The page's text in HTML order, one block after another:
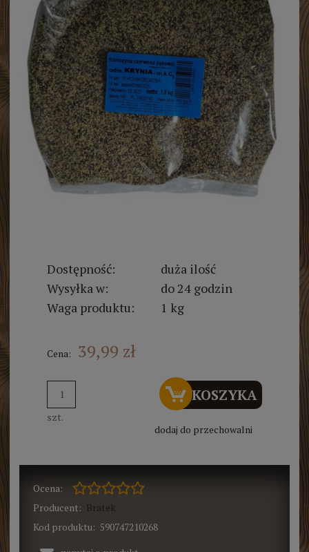
Dostępność:
duża ilość
Wysyłka w:
do 24 godzin
Waga produktu:
1 kg
Cena: 39,99 zł
szt.
DO KOSZYKA
dodaj do przechowalni
Ocena:
Producent: Bratek
Kod produktu: 590747210268